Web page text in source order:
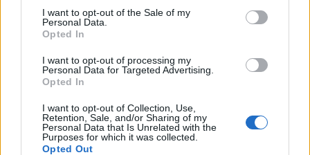
consent section.
I want to opt-out of the Sale of my
Personal Data.
Opted In
I want to opt-out of processing my
Personal Data for Targeted Advertising.
Opted In
I want to opt-out of Collection, Use,
Retention, Sale, and/or Sharing of my
Personal Data that Is Unrelated with the
Purposes for which it was collected.
Opted Out
&#0;&#0;&#0;&#0;&#0;&#0;&#0;&#0;&#0; *
MINDEN NAPRA: 1 MONDATBAN IS; 2 KIÍRT
ÚTMUTATÓ IGE; 3*Protestáns-
RÚF*Károli*Katolikus*FORDÍTÁSBAN*HANGZÓ
ÖRÖMHÍRTÁR* http://www.garainyh.hu ***
https://garainyh.blog.hu/ ***
http://utmutato.blog.hu ***…